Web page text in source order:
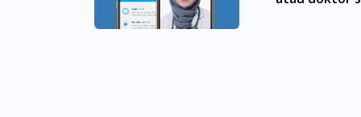
Taman Perling, Tebrau, Danga Bay,